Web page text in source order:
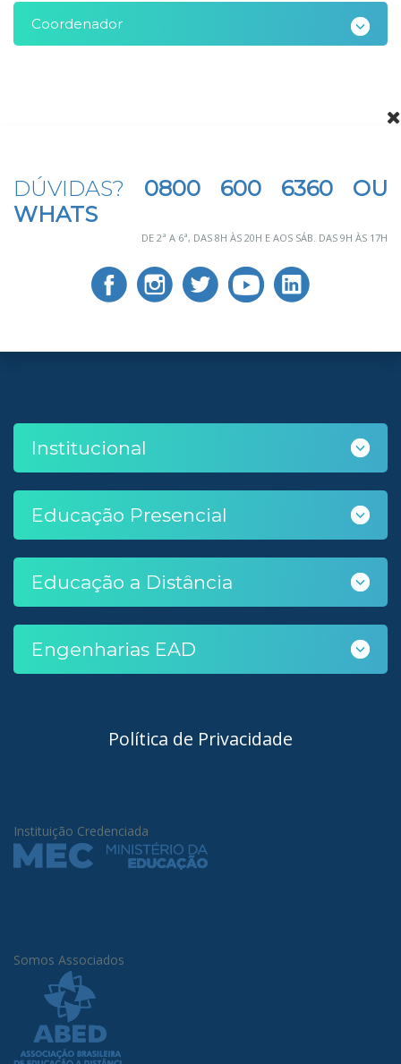
Coordenador
DÚVIDAS? 0800 600 6360 OU
WHATS
DE 2ª A 6ª, DAS 8H ÀS 20H E AOS SÁB. DAS 9H ÀS 17H
Institucional
Educação Presencial
Educação a Distância
Engenharias EAD
Política de Privacidade
Instituição Credenciada
Somos Associados